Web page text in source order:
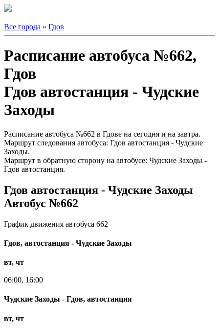
Все города » Гдов
Расписание автобуса №662,
Гдов
Гдов автостанция - Чудские
Заходы
Расписание автобуса №662 в Гдове на сегодня и на завтра.
Маршрут следования автобуса: Гдов автостанция - Чудские
Заходы.
Маршрут в обратную сторону на автобусе: Чудские Заходы -
Гдов автостанция.
Гдов автостанция - Чудские Заходы
Автобус №662
График движения автобуса 662
Гдов, автостанция - Чудские Заходы
вт, чт
06:00, 16:00
Чудские Заходы - Гдов, автостанция
вт, чт